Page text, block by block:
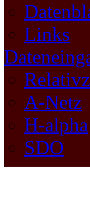
Links
A-Netz
H-alpha
SDO